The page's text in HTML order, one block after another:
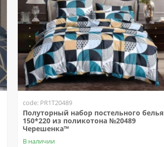
code: PR1T20489
Полуторный набор постельного белья
150*220 из поликотона №20489
Черешенка™
В наличии